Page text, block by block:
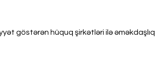
göstərən hüquq şirkətləri ilə əməkdaşlıq